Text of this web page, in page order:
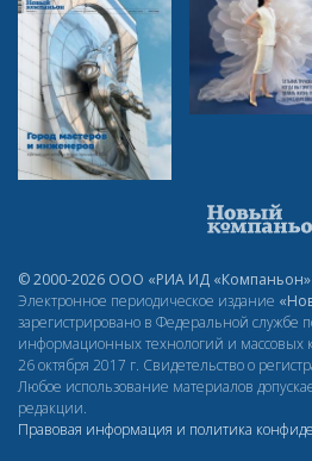
© 2000-2026 ООО «РИА ИД «Компаньон»
Электронное периодическое издание
зарегистрировано в Федеральной службе
информационных технологий и массовых
26 октября 2017 г. Свидетельство о
Любое использование материалов
редакции.
Правовая информация и политика